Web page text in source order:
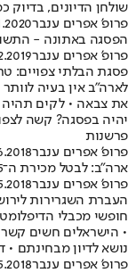
שולחן הדיונים,
פרופ' אפרים ענבר
הפסגה באתונה -
פרופ' אפרים ענבר
פסגת הבלתי צפויים:
לארה"ב אין בעיה
את צבאה • לקים תהיה
יהיה בפסגה? קשה
פרשנות
פרופ' אפרים ענבר
ארה"ב: לבטל מכירת ה־F-35 לטורקיה
פרופ' אפרים ענבר
העברת השגרירות
חופשי מכבלי
• הישראלים חשים קשר
נושא לדיון מבחינתם •
פרופ' אפרים ענבר